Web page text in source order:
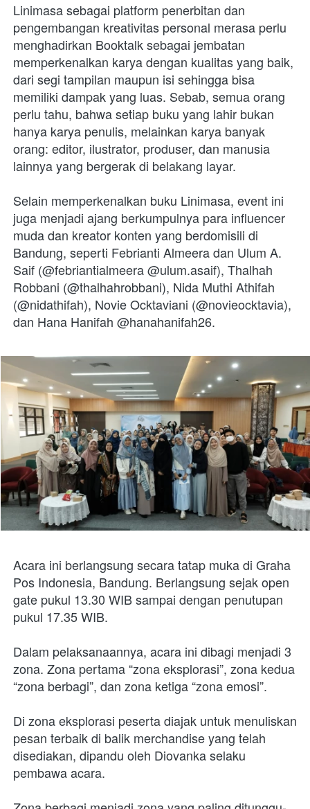
Linimasa sebagai platform penerbitan dan
pengembangan kreativitas personal merasa perlu
menghadirkan Booktalk sebagai jembatan
memperkenalkan karya dengan kualitas yang baik,
dari segi tampilan maupun isi sehingga bisa
memiliki dampak yang luas. Sebab, semua orang
perlu tahu, bahwa setiap buku yang lahir bukan
hanya karya penulis, melainkan karya banyak
orang: editor, ilustrator, produser, dan manusia
lainnya yang bergerak di belakang layar.
Selain memperkenalkan buku Linimasa, event ini
juga menjadi ajang berkumpulnya para influencer
muda dan kreator konten yang berdomisili di
Bandung, seperti Febrianti Almeera dan Ulum A.
Saif (@febriantialmeera @ulum.asaif), Thalhah
Robbani (@thalhahrobbani), Nida Muthi Athifah
(@nidathifah), Novie Ocktaviani (@novieocktavia),
dan Hana Hanifah @hanahanifah26.
Acara ini berlangsung secara tatap muka di Graha
Pos Indonesia, Bandung. Berlangsung sejak open
gate pukul 13.30 WIB sampai dengan penutupan
pukul 17.35 WIB.
Dalam pelaksanaannya, acara ini dibagi menjadi 3
zona. Zona pertama “zona eksplorasi”, zona kedua
“zona berbagi”, dan zona ketiga “zona emosi”.
Di zona eksplorasi peserta diajak untuk menuliskan
pesan terbaik di balik merchandise yang telah
disediakan, dipandu oleh Diovanka selaku
pembawa acara.